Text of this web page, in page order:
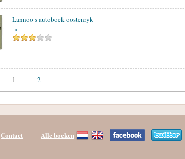
Lannoo s autoboek oostenryk
»
1 2
Contact Alle boeken